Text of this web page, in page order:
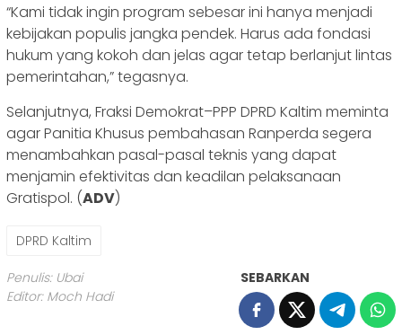
“Kami tidak ingin program sebesar ini hanya menjadi
kebijakan populis jangka pendek. Harus ada fondasi
hukum yang kokoh dan jelas agar tetap berlanjut lintas
pemerintahan,” tegasnya.
Selanjutnya, Fraksi Demokrat–PPP DPRD Kaltim meminta
agar Panitia Khusus pembahasan Ranperda segera
menambahkan pasal-pasal teknis yang dapat
menjamin efektivitas dan keadilan pelaksanaan
Gratispol. (ADV)
DPRD Kaltim
Penulis: Ubai
Editor: Moch Hadi
SEBARKAN